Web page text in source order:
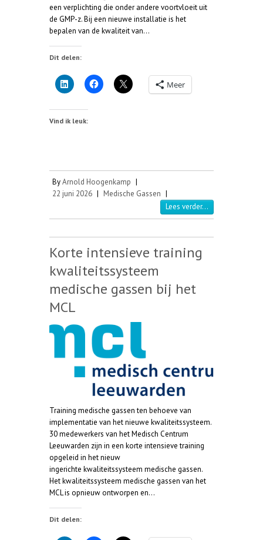
een verplichting die onder andere voortvloeit uit
de GMP-z. Bij een nieuwe installatie is het
bepalen van de kwaliteit van…
Dit delen:
Meer
Vind ik leuk:
ByArnold Hoogenkamp |
22 juni 2026 | Medische Gassen |
Lees verder...
Korte intensieve training
kwaliteitssysteem
medische gassen bij het
MCL
Training medische gassen ten behoeve van
implementatie van het nieuwe kwaliteitssysteem.
30 medewerkers van het Medisch Centrum
Leeuwarden zijn in een korte intensieve training
opgeleid in het nieuw
ingerichte kwaliteitssysteem medische gassen.
Het kwaliteitssysteem medische gassen van het
MCL is opnieuw ontworpen en…
Dit delen: